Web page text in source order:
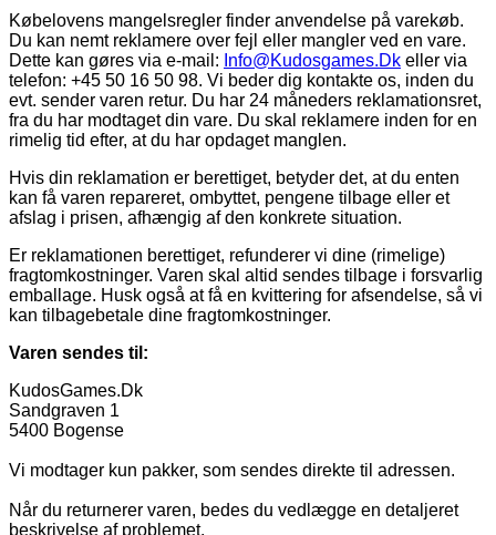
Købelovens mangelsregler finder anvendelse på varekøb.
Du kan nemt reklamere over fejl eller mangler ved en vare.
Dette kan gøres via e-mail: Info@Kudosgames.Dk eller via
telefon: +45 50 16 50 98. Vi beder dig kontakte os, inden du
evt. sender varen retur. Du har 24 måneders reklamationsret,
fra du har modtaget din vare. Du skal reklamere inden for en
rimelig tid efter, at du har opdaget manglen.
Hvis din reklamation er berettiget, betyder det, at du enten
kan få varen repareret, ombyttet, pengene tilbage eller et
afslag i prisen, afhængig af den konkrete situation.
Er reklamationen berettiget, refunderer vi dine (rimelige)
fragtomkostninger. Varen skal altid sendes tilbage i forsvarlig
emballage. Husk også at få en kvittering for afsendelse, så vi
kan tilbagebetale dine fragtomkostninger.
Varen sendes til:
KudosGames.Dk
Sandgraven 1
5400 Bogense
Vi modtager kun pakker, som sendes direkte til adressen.
Når du returnerer varen, bedes du vedlægge en detaljeret
beskrivelse af problemet.